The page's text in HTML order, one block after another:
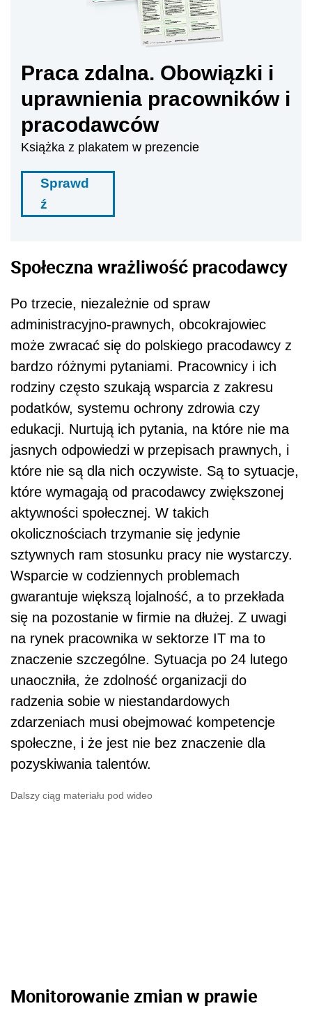
Praca zdalna. Obowiązki i
uprawnienia pracowników i
pracodawców
Książka z plakatem w prezencie
Sprawd
ź
Społeczna wrażliwość pracodawcy
Po trzecie, niezależnie od spraw
administracyjno-prawnych, obcokrajowiec
może zwracać się do polskiego pracodawcy z
bardzo różnymi pytaniami. Pracownicy i ich
rodziny często szukają wsparcia z zakresu
podatków, systemu ochrony zdrowia czy
edukacji. Nurtują ich pytania, na które nie ma
jasnych odpowiedzi w przepisach prawnych, i
które nie są dla nich oczywiste. Są to sytuacje,
które wymagają od pracodawcy zwiększonej
aktywności społecznej. W takich
okolicznościach trzymanie się jedynie
sztywnych ram stosunku pracy nie wystarczy.
Wsparcie w codziennych problemach
gwarantuje większą lojalność, a to przekłada
się na pozostanie w firmie na dłużej. Z uwagi
na rynek pracownika w sektorze IT ma to
znaczenie szczególne. Sytuacja po 24 lutego
unaoczniła, że zdolność organizacji do
radzenia sobie w niestandardowych
zdarzeniach musi obejmować kompetencje
społeczne, i że jest nie bez znaczenie dla
pozyskiwania talentów.
Dalszy ciąg materiału pod wideo
Monitorowanie zmian w prawie